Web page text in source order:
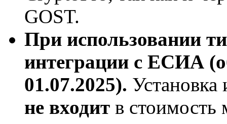
GOST.
При использовании
интеграции с ЕСИА
01.07.2025). Установка
не входит в стоимость